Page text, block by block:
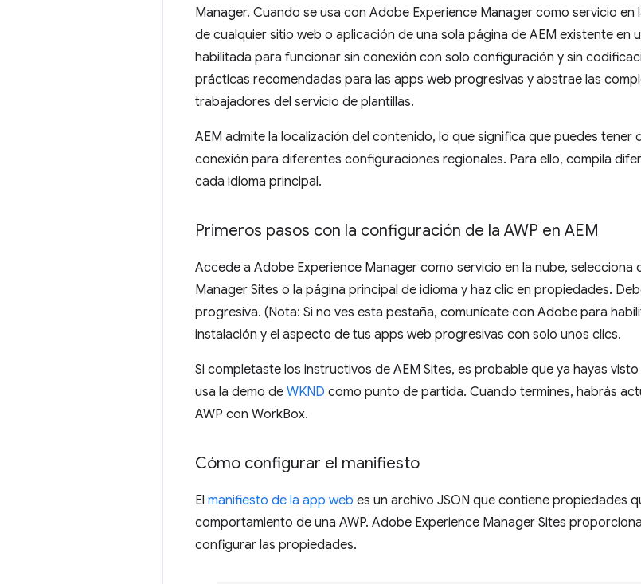
Manager. Cuando se usa con Adobe Experience Manager como servicio en
de cualquier sitio web o aplicación de una sola página de AEM existente en
habilitada para funcionar sin conexión con solo configuración y sin
prácticas recomendadas para las apps web progresivas y abstrae las
trabajadores del servicio de plantillas.
AEM admite la localización del contenido, lo que significa que puedes
conexión para diferentes configuraciones regionales. Para ello, compila
cada idioma principal.
Primeros pasos con la configuración de la AWP en AEM
Accede a Adobe Experience Manager como servicio en la nube,
Manager Sites o la página principal de idioma y haz clic en propiedades.
progresiva. (Nota: Si no ves esta pestaña, comunícate con Adobe para
instalación y el aspecto de tus apps web progresivas con solo unos clics.
Si completaste los instructivos de AEM Sites, es probable que ya hayas
usa la demo de WKND como punto de partida. Cuando termines, habrás
AWP con WorkBox.
Cómo configurar el manifiesto
El manifiesto de la app web es un archivo JSON que contiene propiedades
comportamiento de una AWP. Adobe Experience Manager Sites
configurar las propiedades.